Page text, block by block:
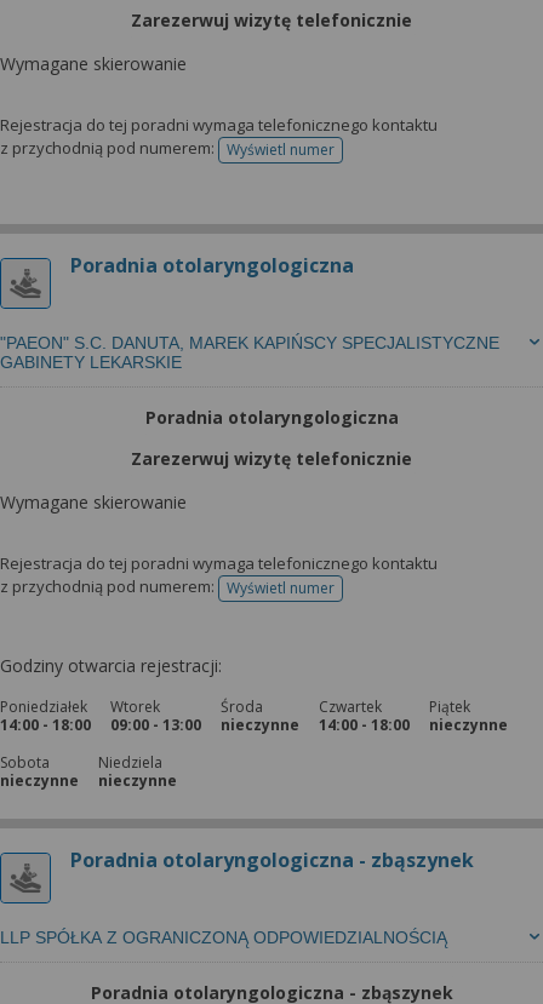
Zarezerwuj wizytę telefonicznie
Wymagane skierowanie
Rejestracja do tej poradni wymaga telefonicznego kontaktu
z przychodnią pod numerem:
Wyświetl numertelefonu do rejestracji
Poradnia otolaryngologiczna
"PAEON" S.C. DANUTA, MAREK KAPIŃSCY SPECJALISTYCZNE
GABINETY LEKARSKIE
Poradnia otolaryngologiczna
Zarezerwuj wizytę telefonicznie
Wymagane skierowanie
Rejestracja do tej poradni wymaga telefonicznego kontaktu
z przychodnią pod numerem:
Wyświetl numertelefonu do rejestracji
Godziny otwarcia rejestracji:
Poniedziałek
14:00 - 18:00
Wtorek
09:00 - 13:00
Środa
nieczynne
Czwartek
14:00 - 18:00
Piątek
nieczynne
Sobota
nieczynne
Niedziela
nieczynne
Poradnia otolaryngologiczna - zbąszynek
LLP SPÓŁKA Z OGRANICZONĄ ODPOWIEDZIALNOŚCIĄ
Poradnia otolaryngologiczna - zbąszynek